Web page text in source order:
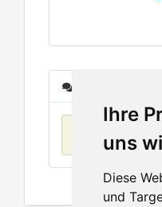
Ihre
uns
Diese
und
No items found